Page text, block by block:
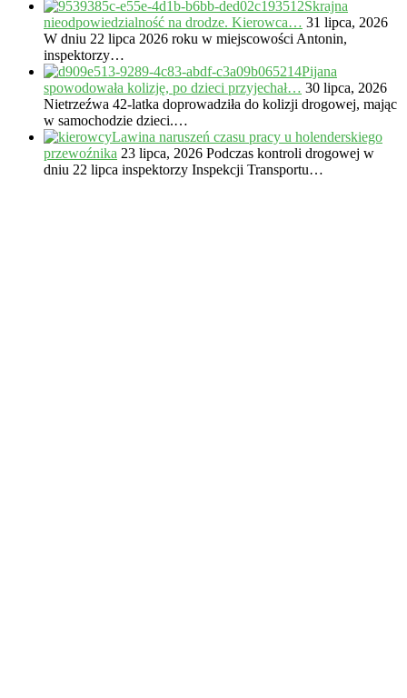
Skrajna
nieodpowiedzialność na drodze. Kierowca… 31 lipca, 2026
W dniu 22 lipca 2026 roku w miejscowości Antonin,
inspektorzy…
Pijana
spowodowała kolizję, po dzieci przyjechał… 30 lipca, 2026
Nietrzeźwa 42-latka doprowadziła do kolizji drogowej, mając
w samochodzie dzieci.…
Lawina naruszeń czasu pracy u holenderskiego
przewoźnika 23 lipca, 2026 Podczas kontroli drogowej w
dniu 22 lipca inspektorzy Inspekcji Transportu…